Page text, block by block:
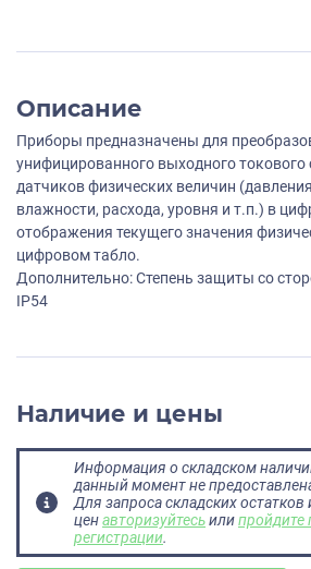
Описание
Приборы предназначены для
унифицированного выходного токового
датчиков физических величин
влажности, расхода, уровня и т.п.) в
отображения текущего значения
цифровом табло.
Дополнительно: Степень защиты со
IP54
Наличие и цены
Информация о складском
данный момент не
Для запроса складских
ценавторизуйтесьилипройдите
регистрации.